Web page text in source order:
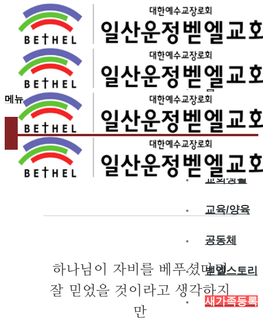
홈
교회소개
예배
교회생활
교육/양육
공동체
벧엘스토리
새가족등록
메뉴
2024.04.14
하나님이 자비를…
하나님이 자비를 베푸셨다면
잘 믿었을 것이라고 생각하지
만